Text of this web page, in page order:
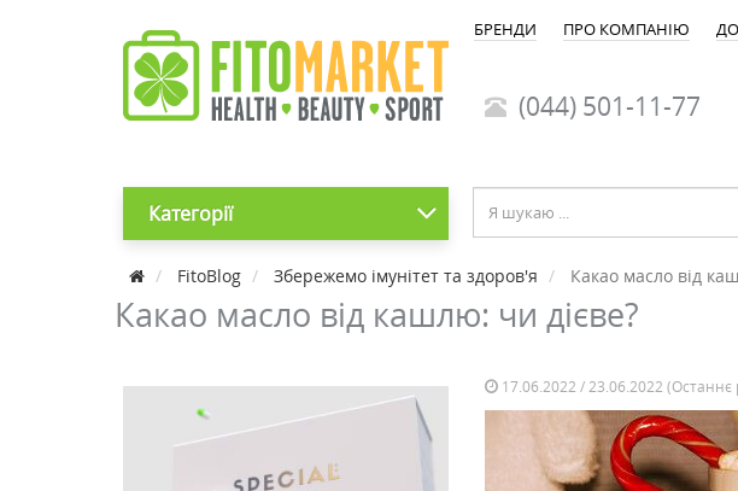
БРЕНДИ ПРО КОМПАНІЮ
(044) 501-11-77
Категорії
FitoBlog Збережемо імунітет та здоров'я Какао масло від
Какао масло від кашлю: чи дієве?
17.06.2022 / 23.06.2022 (Останнє